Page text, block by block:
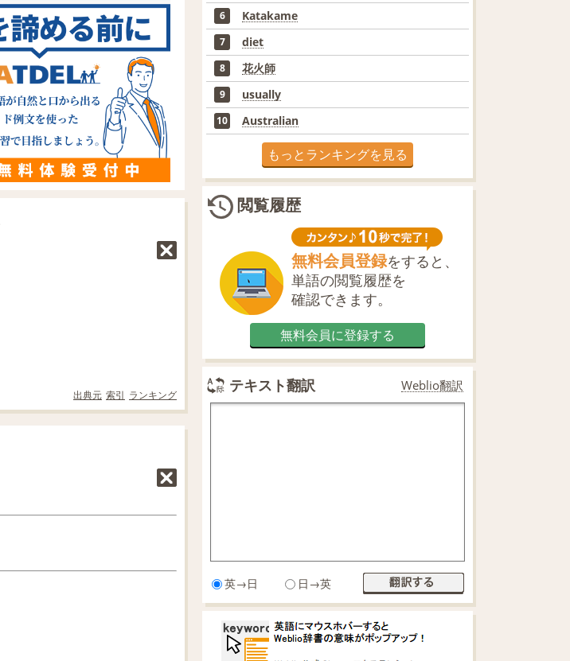
出典元 索引 ランキング
6 Katakame
7 diet
8 花火師
9 usually
10 Australian
もっとランキングを見る
閲覧履歴
無料会員登録をすると、
単語の閲覧履歴を
確認できます。
無料会員に登録する
テキスト翻訳 Weblio翻訳
英→日 日→英